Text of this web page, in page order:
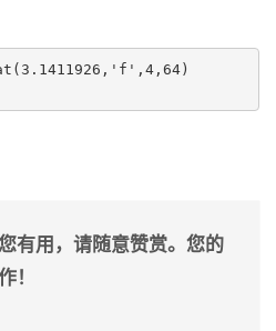
有用，请随意赞赏。您的
！